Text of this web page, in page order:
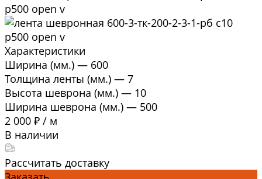
Характеристики
Ширина (мм.) — 600
Толщина ленты (мм.) — 7
Высота шеврона (мм.) — 10
Ширина шеврона (мм.) — 500
2 000 ₽ / м
В наличии
Рассчитать доставку